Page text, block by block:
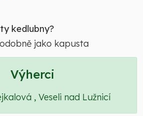
kedlubny?
jako kapusta
Výherci
, Veseli nad Lužnicí